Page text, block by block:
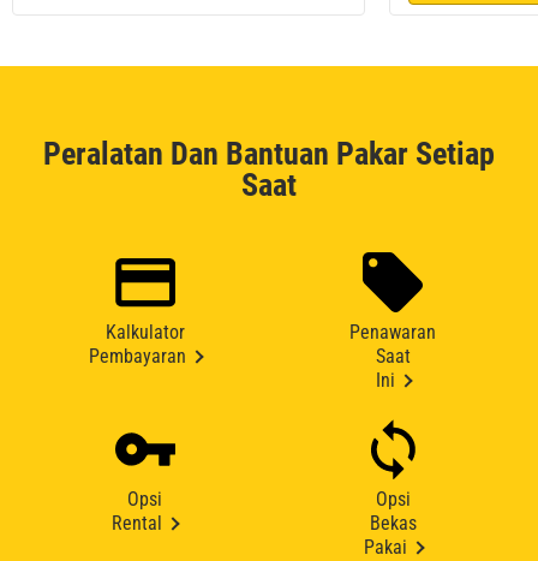
Peralatan Dan Bantuan Pakar Setiap
Saat
Kalkulator
Pembayaran
Penawaran
Saat
Ini
Opsi
Rental
Opsi
Bekas
Pakai